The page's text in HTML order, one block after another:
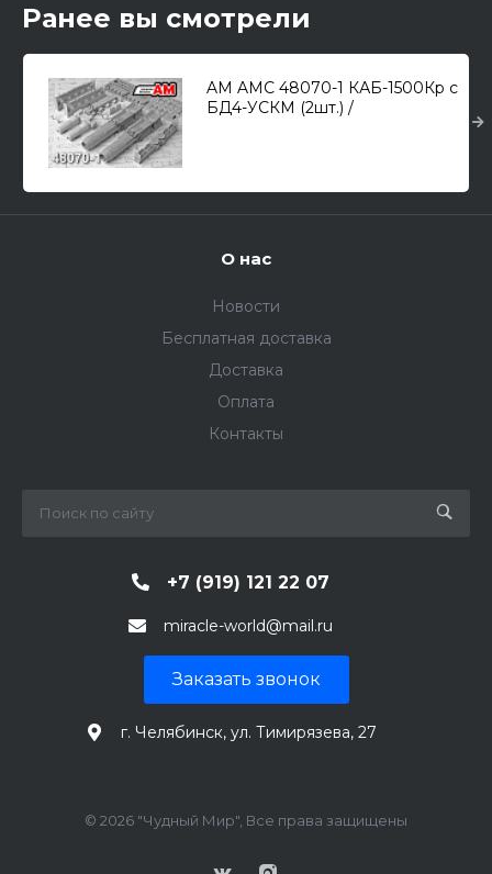
Ранее вы смотрели
AM AMC 48070-1 КАБ-1500Кр с
БД4-УСКМ (2шт.) /
О нас
Новости
Бесплатная доставка
Доставка
Оплата
Контакты
+7 (919) 121 22 07
miracle-world@mail.ru
Заказать звонок
г. Челябинск, ул. Тимирязева, 27
© 2026 "Чудный Мир", Все права защищены